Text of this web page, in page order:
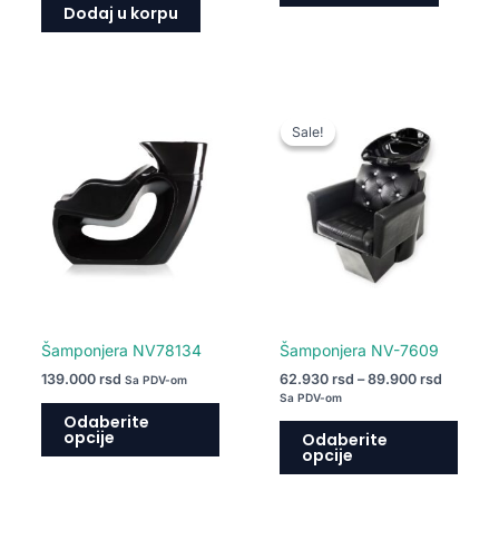
Dodaj u korpu
Šamponjera NV78134
139.000 rsd Sa PDV-om
Odaberite
opcije
proizvod
proizvoda.
Sale!
Sale!
Šamponjera NV-7609
62.930 rsd – 89.900 rsd
Sa PDV-om
Odaberite
opcije